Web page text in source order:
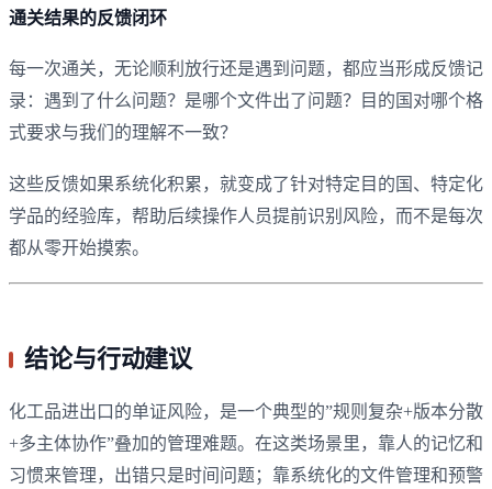
通关结果的反馈闭环
每一次通关，无论顺利放行还是遇到问题，都应当形成反馈记
录：遇到了什么问题？是哪个文件出了问题？目的国对哪个格
式要求与我们的理解不一致？
这些反馈如果系统化积累，就变成了针对特定目的国、特定化
学品的经验库，帮助后续操作人员提前识别风险，而不是每次
都从零开始摸索。
结论与行动建议
化工品进出口的单证风险，是一个典型的”规则复杂+版本分散
+多主体协作”叠加的管理难题。在这类场景里，靠人的记忆和
习惯来管理，出错只是时间问题；靠系统化的文件管理和预警